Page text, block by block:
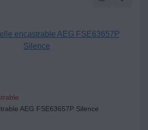
AEG FSE63657P Silence